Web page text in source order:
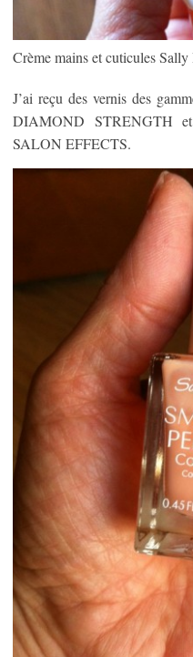
Crème mains et cuticules Sally
J’ai reçu des vernis des
DIAMOND STRENGTH
SALON EFFECTS.